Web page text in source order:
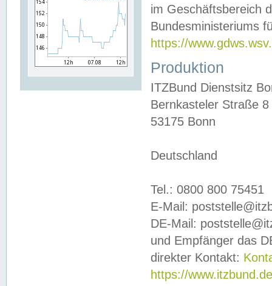
im Geschäftsbereich
Bundesministeriums
https://
Produktion
ITZBund Dienstsitz
Bernkasteler Straße 8
53175 Bonn
Deutschland
Tel.: 0800 800 75451
E-Mail:
DE-Mail:
und Empfänger das
direkter Kontakt:
https://